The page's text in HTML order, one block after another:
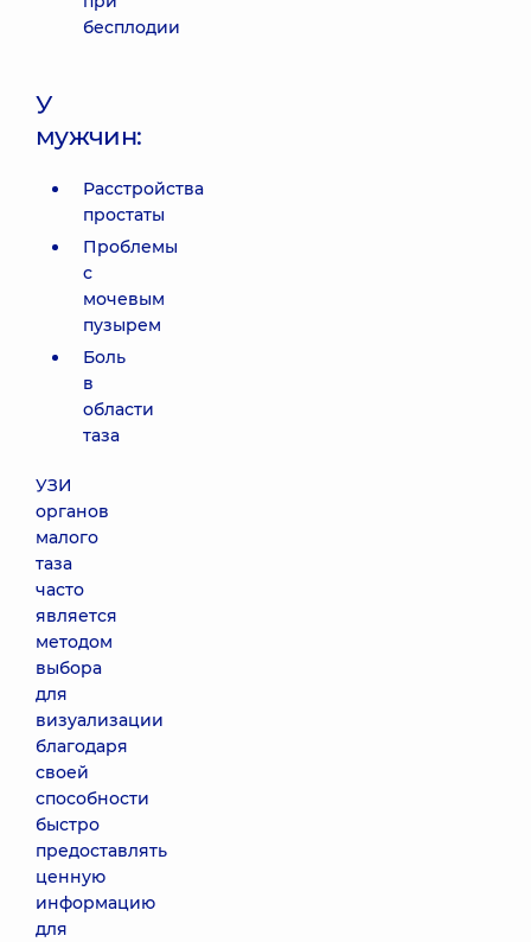
бесплодии
У
мужчин:
Расстройства
простаты
Проблемы
с
мочевым
пузырем
Боль
в
области
таза
УЗИ
органов
малого
таза
часто
является
методом
выбора
для
визуализации
благодаря
своей
способности
быстро
предоставлять
ценную
информацию
для